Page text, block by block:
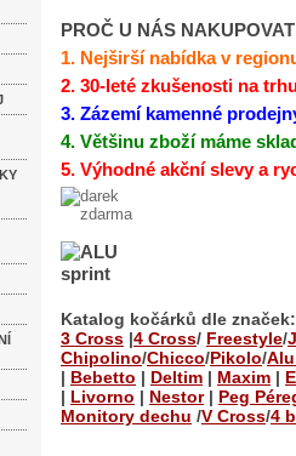
PROČ U NÁS
1. Nejširší nabídka v
2. 30-leté zkušenosti na
3. Zázemí kamenné
4. Většinu zboží máme
5. Výhodné akční slevy a
Katalog kočárků dle značek:
3 Cross |4 Cross/ Freestyle/
Chipolino/Chicco/Pikolo/
| Bebetto | Deltim | Maxim |
| Livorno | Nestor| Peg
Monitory dechu /V Cross/4